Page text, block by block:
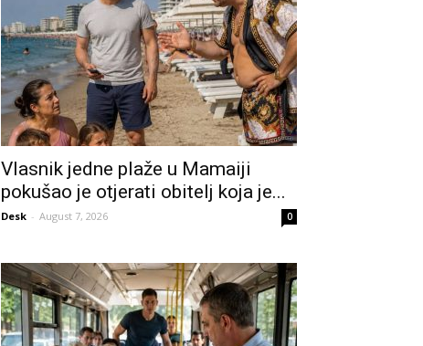
Vlasnik jedne plaže u Mamaiji
pokušao je otjerati obitelj koja je...
Desk - August 7, 2026 0